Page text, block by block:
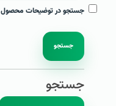
جستجو در توضیحات محصول
جستجو
جستجو